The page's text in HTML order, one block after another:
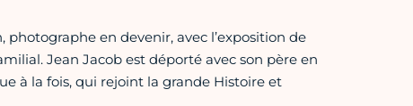
en devenir, avec l’exposition de
Jean Jacob est déporté avec son père en
à la fois, qui rejoint la grande Histoire et